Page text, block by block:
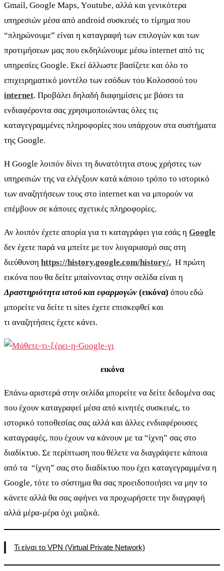
Gmail, Google Μaps, Υoutube, αλλά και γενικότερα
υπηρεσιών μέσα από android συσκευές το τίμημα που
“πληρώνουμε” είναι η καταγραφή των επιλογών και των
προτιμήσεων μας που εκδηλώνουμε μέσω internet από τις
υπηρεσίες Google. Εκεί άλλωστε βασίζετε και όλο το
επιχειρηματικό μοντέλο των εσόδων του Κολοσσού του
internet. Προβάλει δηλαδή διαφημίσεις με βάσει τα
ενδιαφέροντα σας χρησιμοποιώντας όλες τις
καταγεγραμμένες πληροφορίες που υπάρχουν στα συστήματα
της Google.
H Google λοιπόν δίνει τη δυνατότητα στους χρήστες των
υπηρεσιών της να ελέγξουν κατά κάποιο τρόπο το ιστορικό
των αναζητήσεων τους στο internet και να μπορούν να
επέμβουν σε κάποιες σχετικές πληροφορίες.
Αν λοιπόν έχετε απορία για τι καταγράφει για εσάς η Google
δεν έχετε παρά να μπείτε με τον λογαριασμό σας στη
διεύθυνση https://history.google.com/history/. Η πρώτη
εικόνα που θα δείτε μπαίνοντας στην σελίδα είναι η
Δραστηριότητα ιστού και εφαρμογών (εικόνα) όπου εδώ
μπορείτε να δείτε τι sites έχετε επισκεφθεί και
τι αναζητήσεις έχετε κάνει.
εικόνα
Επάνω αριστερά στην σελίδα μπορείτε να δείτε δεδομένα σας
που έχουν καταγραφεί μέσα από κινητές συσκευές, το
ιστορικό τοποθεσίας σας αλλά και άλλες ενδιαφέρουσες
καταγραφές, που έχουν να κάνουν με τα “ίχνη” σας στο
διαδίκτυο. Σε περίπτωση που θέλετε να διαγράψετε κάποια
από τα “ίχνη” σας στο διαδίκτυο που έχει καταγεγραμμένα η
Google, τότε το σύστημα θα σας προειδοποιήσει να μην το
κάνετε αλλά θα σας αφήνει να προχωρήσετε την διαγραφή
αλλά μέρα-μέρα όχι μαζικά.
Τι είναι το VPN (Virtual Private Network)